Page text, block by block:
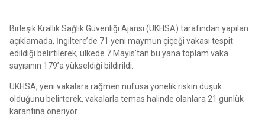
Birleşik Krallık Sağlık Güvenliği Ajansı (UKHSA) tarafından yapılan
açıklamada, İngiltere’de 71 yeni maymun çiçeği vakası tespit
edildiği belirtilerek, ülkede 7 Mayıs’tan bu yana toplam vaka
sayısının 179’a yükseldiği bildirildi.
UKHSA, yeni vakalara rağmen nüfusa yönelik riskin düşük
olduğunu belirterek, vakalarla temas halinde olanlara 21 günlük
karantina öneriyor.